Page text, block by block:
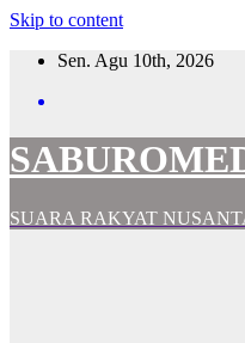
Skip to content
Sen. Agu 10th, 2026
SUARA RAKYAT